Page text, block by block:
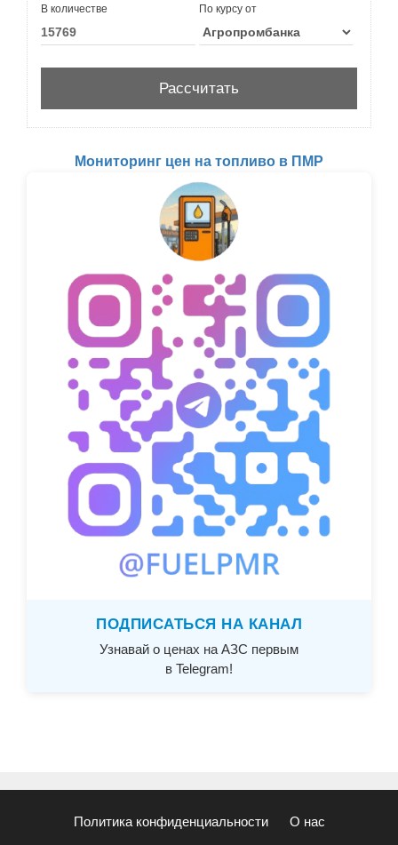
В количестве По курсу от
Мониторинг цен на топливо в ПМР
ПОДПИСАТЬСЯ НА КАНАЛ
Узнавай о ценах на АЗС первым
в Telegram!
Политика конфиденциальности О нас